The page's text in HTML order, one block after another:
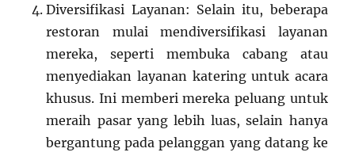
Diversifikasi Layanan: Selain itu, beberapa
restoran mulai mendiversifikasi layanan
mereka, seperti membuka cabang atau
menyediakan layanan katering untuk acara
khusus. Ini memberi mereka peluang untuk
meraih pasar yang lebih luas, selain hanya
bergantung pada pelanggan yang datang ke